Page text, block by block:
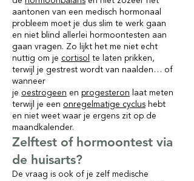
aantonen van een medisch hormonaal
probleem moet je dus slim te werk gaan
en niet blind allerlei hormoontesten aan
gaan vragen. Zo lijkt het me niet echt
nuttig om je cortisol te laten prikken,
terwijl je gestrest wordt van naalden… of
wanneer
je oestrogeen en progesteron laat meten
terwijl je een onregelmatige cyclushebt
en niet weet waar je ergens zit op de
maandkalender.
Zelftest of hormoontest via
de huisarts?
De vraag is ook of je zelf medische